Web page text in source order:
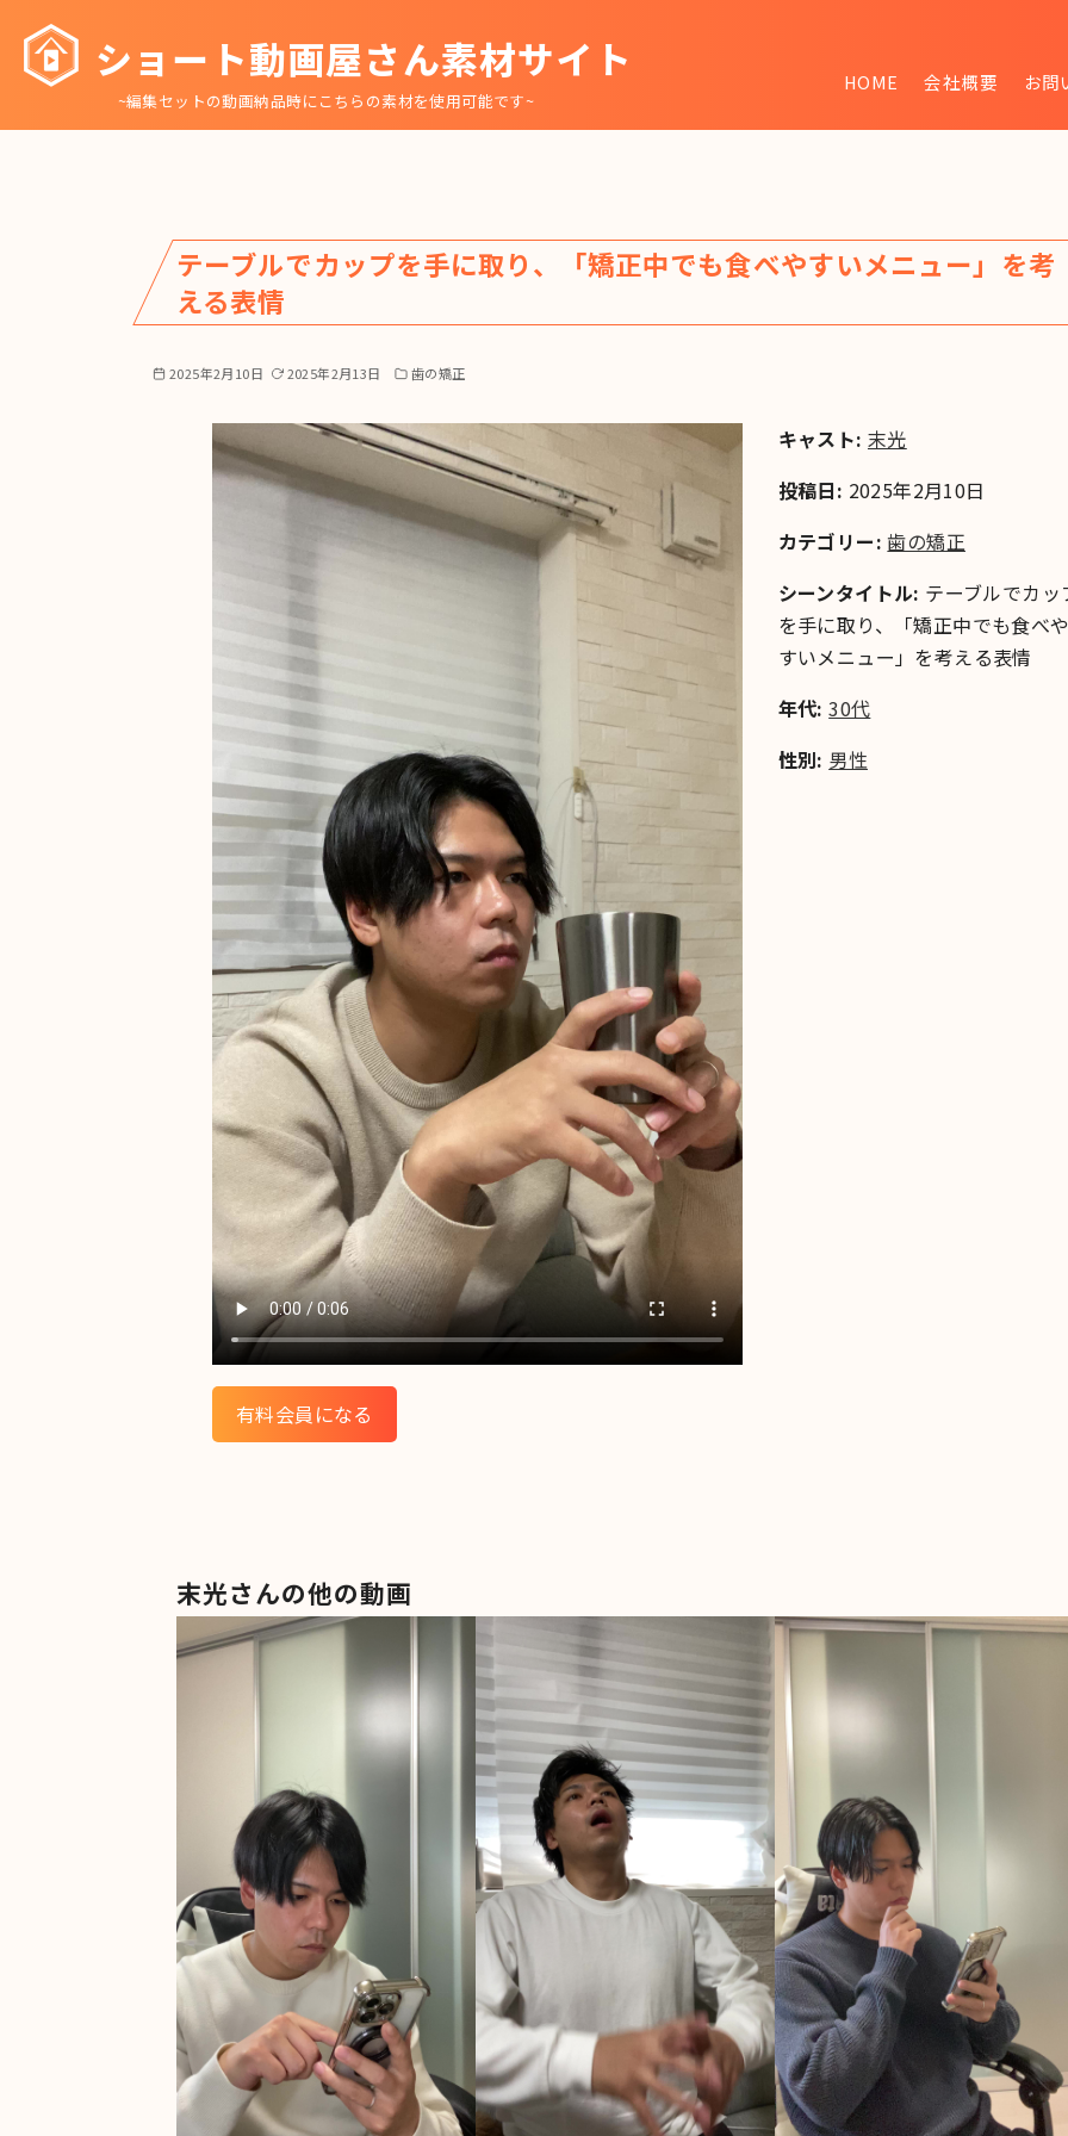
ショート動画屋さん素材サイト
~編集セットの動画納品時にこちらの素材を使用可能です~
HOME 会社概要 お問
テーブルでカップを手に取り、「矯正中でも食べやすいメニュー」を考
える表情
2025年2月10日 2025年2月13日 歯の矯正
有料会員になる
キャスト: 末光
投稿日: 2025年2月10日
カテゴリー: 歯の矯正
シーンタイトル: テーブルでカッ
を手に取り、「矯正中でも食べ
すいメニュー」を考える表情
年代: 30代
性別: 男性
末光さんの他の動画